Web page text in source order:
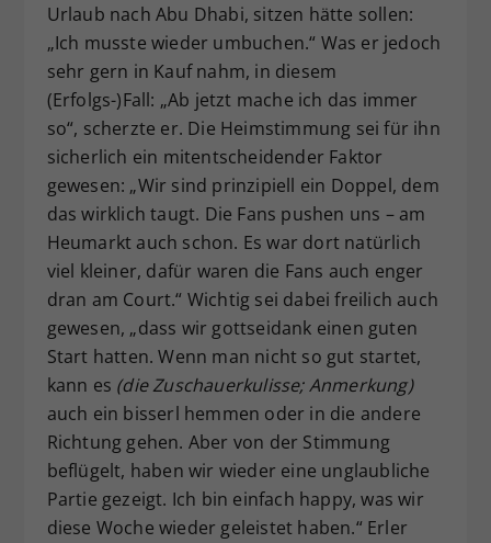
Urlaub nach Abu Dhabi, sitzen hätte sollen:
„Ich musste wieder umbuchen.“ Was er jedoch
sehr gern in Kauf nahm, in diesem
(Erfolgs-)Fall: „Ab jetzt mache ich das immer
so“, scherzte er. Die Heimstimmung sei für ihn
sicherlich ein mitentscheidender Faktor
gewesen: „Wir sind prinzipiell ein Doppel, dem
das wirklich taugt. Die Fans pushen uns – am
Heumarkt auch schon. Es war dort natürlich
viel kleiner, dafür waren die Fans auch enger
dran am Court.“ Wichtig sei dabei freilich auch
gewesen, „dass wir gottseidank einen guten
Start hatten. Wenn man nicht so gut startet,
kann es (die Zuschauerkulisse; Anmerkung)
auch ein bisserl hemmen oder in die andere
Richtung gehen. Aber von der Stimmung
beflügelt, haben wir wieder eine unglaubliche
Partie gezeigt. Ich bin einfach happy, was wir
diese Woche wieder geleistet haben.“ Erler